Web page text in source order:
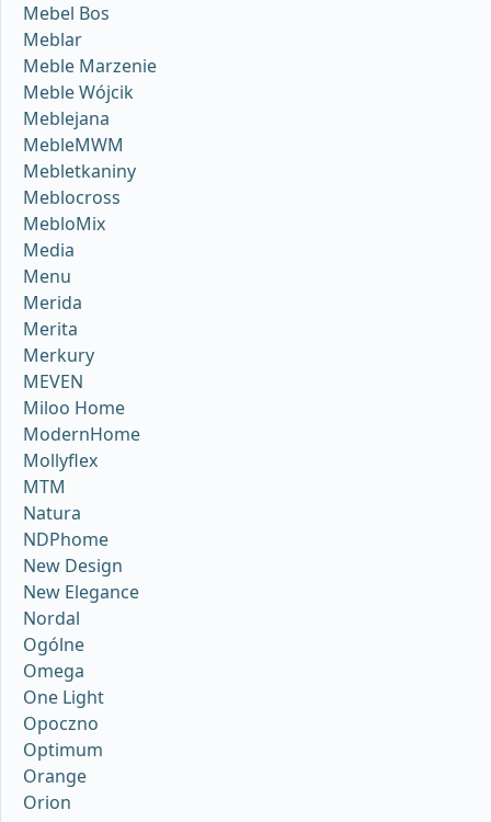
Mebel Bos
Meblar
Meble Marzenie
Meble Wójcik
Meblejana
MebleMWM
Mebletkaniny
Meblocross
MebloMix
Media
Menu
Merida
Merita
Merkury
MEVEN
Miloo Home
ModernHome
Mollyflex
MTM
Natura
NDPhome
New Design
New Elegance
Nordal
Ogólne
Omega
One Light
Opoczno
Optimum
Orange
Orion